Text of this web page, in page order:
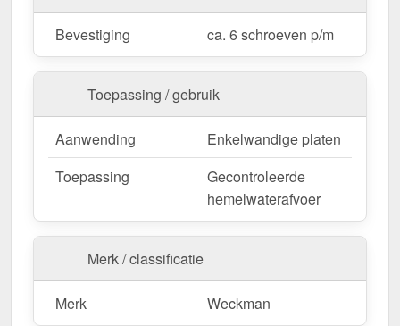
Op maat gemaakt & efficiënte montage
Uw kilgoten zijn verkrijgbaar invaste lengtesen
worden niet gezaagd. Delengte is 2,00 m
de afwerking optimaal kunt aanpassen aan uw
dakoppervlak.
Als er ter plaatse aanpassingen nodig zijn, kan de
metalen plaat gemakkelijk worden ingekort door
Bestel nu Kilgoot | 49 cm x 49 cm x 2,00 m
bestellen – Op maat gemaakt voor uw project &
Duurzaam, weerbestendig, op maat gemaakt - bestel
Bevestiging ca. 6 schroeven p/m
Toepassing / gebruik
Aanwending
Enkelwandige platen
Toepassing
Gecontroleerde
hemelwaterafvoer
Merk / classificatie
Merk Weckman